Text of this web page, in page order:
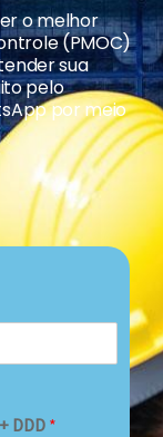
o melhor
(PMOC)
sua
pelo
por meio
DDD *